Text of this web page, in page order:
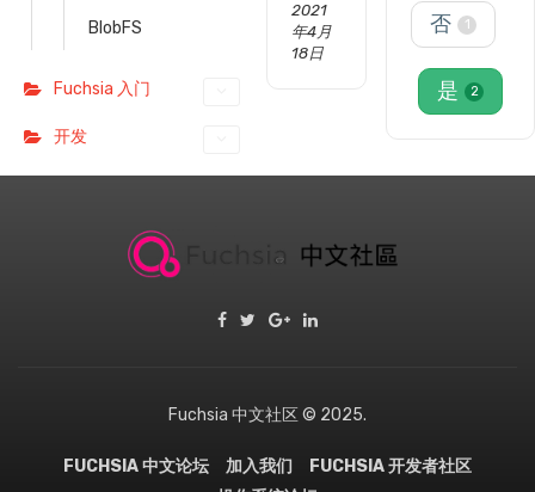
BlobFS
Fuchsia 入门
开发
2021
年4月
18日
否 1
是 2
Fuchsia 中文社区 © 2025.
FUCHSIA 中文论坛 加入我们
FUCHSIA 开发者社区